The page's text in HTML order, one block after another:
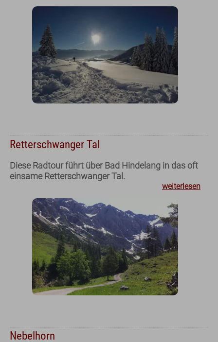
Urlaub im Allgäu
Wandern im Allgäu
Radfahren im Allgäu
Skifahren im Allgäu
Gastronomie
Webcams & Wetter
Retterschwanger Tal
Diese Radtour führt über Bad Hindelang in das oft
einsame Retterschwanger Tal.
weiterlesen
Nebelhorn